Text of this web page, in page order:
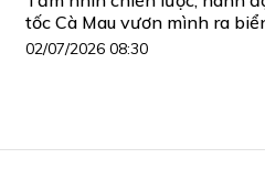
tốc Cà Mau vươn mình ra
02/07/2026 08:30